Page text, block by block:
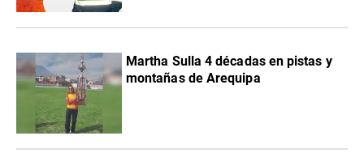
Martha Sulla 4 décadas en pistas y
montañas de Arequipa